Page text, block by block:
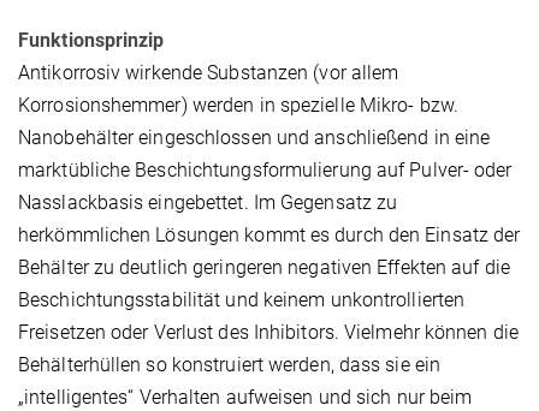
Funktionsprinzip
Antikorrosiv wirkende Substanzen (vor allem
Korrosionshemmer) werden in spezielle Mikro- bzw.
Nanobehälter eingeschlossen und anschließend in eine
marktübliche Beschichtungsformulierung auf Pulver- oder
Nasslackbasis eingebettet. Im Gegensatz zu
herkömmlichen Lösungen kommt es durch den Einsatz der
Behälter zu deutlich geringeren negativen Effekten auf die
Beschichtungsstabilität und keinem unkontrollierten
Freisetzen oder Verlust des Inhibitors. Vielmehr können die
Behälterhüllen so konstruiert werden, dass sie ein
„intelligentes“ Verhalten aufweisen und sich nur beim